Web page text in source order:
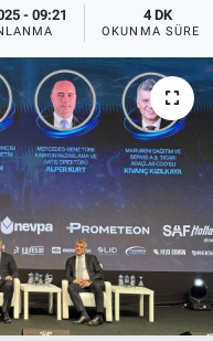
- 09:21 4 DK
OKUNMA SÜRESI